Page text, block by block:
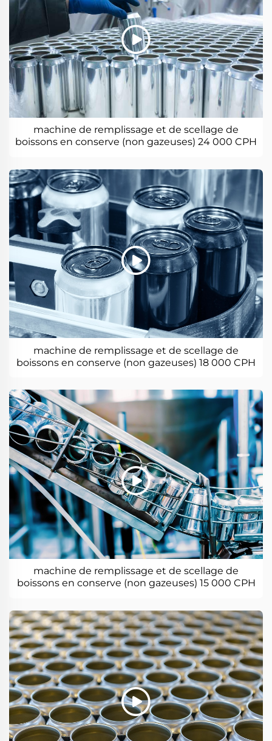
machine de remplissage et de scellage de
boissons en conserve (non gazeuses) 24 000 CPH
machine de remplissage et de scellage de
boissons en conserve (non gazeuses) 18 000 CPH
machine de remplissage et de scellage de
boissons en conserve (non gazeuses) 15 000 CPH